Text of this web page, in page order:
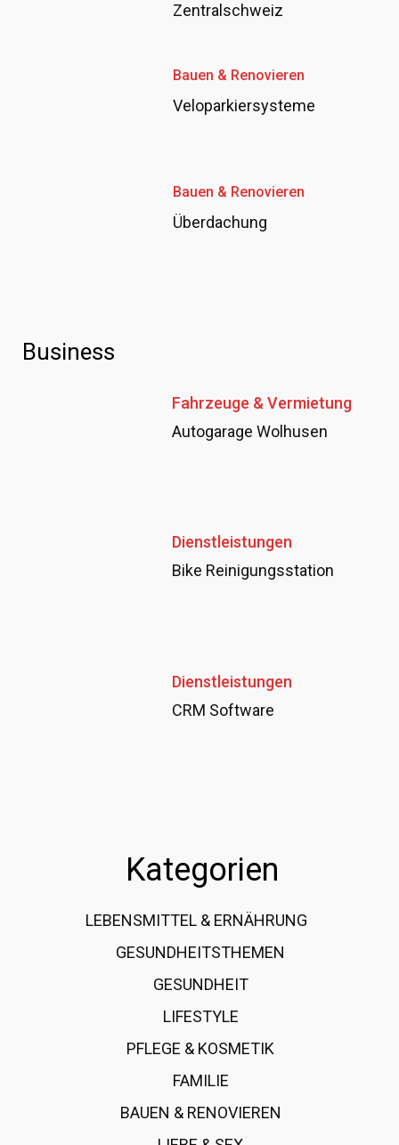
Zentralschweiz
Bauen & Renovieren
Veloparkiersysteme
Bauen & Renovieren
Überdachung
Business
Fahrzeuge & Vermietung
Autogarage Wolhusen
Dienstleistungen
Bike Reinigungsstation
Dienstleistungen
CRM Software
Kategorien
LEBENSMITTEL & ERNÄHRUNG
GESUNDHEITSTHEMEN
GESUNDHEIT
LIFESTYLE
PFLEGE & KOSMETIK
FAMILIE
BAUEN & RENOVIEREN